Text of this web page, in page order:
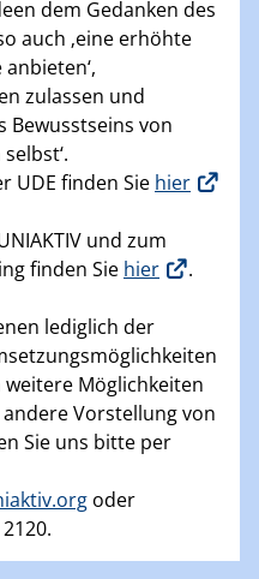
dem Gedanken des
auch ‚eine erhöhte
zulassen und
Bewusstseins von
UDE finden Sie hier
und zum
finden Sie hier .
lediglich der
weitere Möglichkeiten
Vorstellung von
Sie uns bitte per
oder